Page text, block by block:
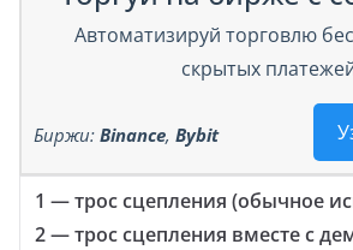
Автоматизируй торговлю
скрытых
Биржи: Binance, Bybit
1 — трос сцепления (обычное
2 — трос сцепления вместе с